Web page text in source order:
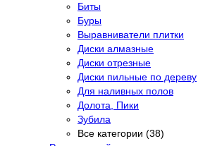
Биты
Буры
Выравниватели плитки
Диски алмазные
Диски отрезные
Диски пильные по дереву
Для наливных полов
Долота, Пики
Зубила
Все категории (38)